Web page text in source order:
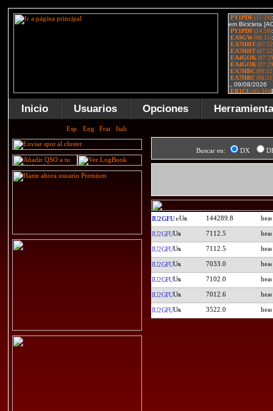
Inicio Usuarios Opciones
Buscar en: DX
IU2GFU 144289.8
IU2GFU 7112.5
IU2GFU 7112.5
IU2GFU 7033.0
IU2GFU 7102.0
IU2GFU 7012.6
IU2GFU 3522.0